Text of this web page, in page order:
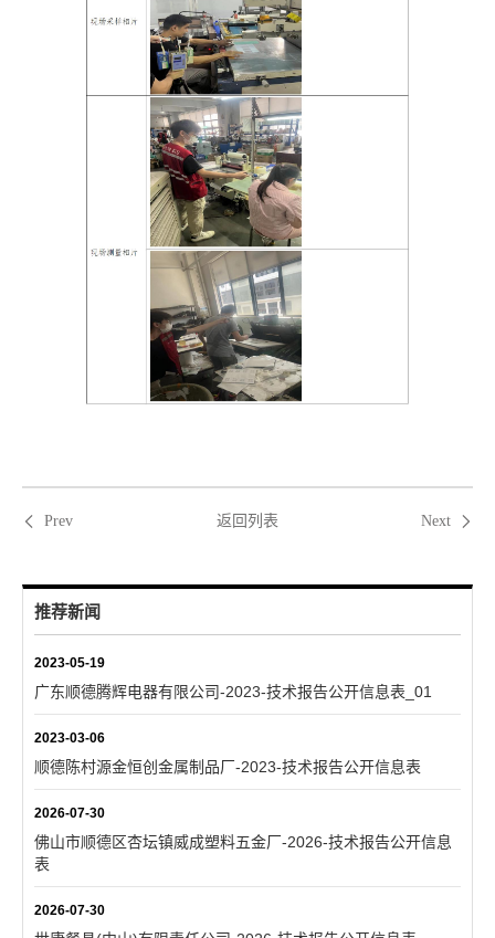
Prev 返回列表 Next
推荐新闻
2023-05-19
广东顺德腾辉电器有限公司-2023-技术报告公开信息表_01
2023-03-06
顺德陈村源金恒创金属制品厂-2023-技术报告公开信息表
2026-07-30
佛山市顺德区杏坛镇威成塑料五金厂-2026-技术报告公开信息
表
2026-07-30